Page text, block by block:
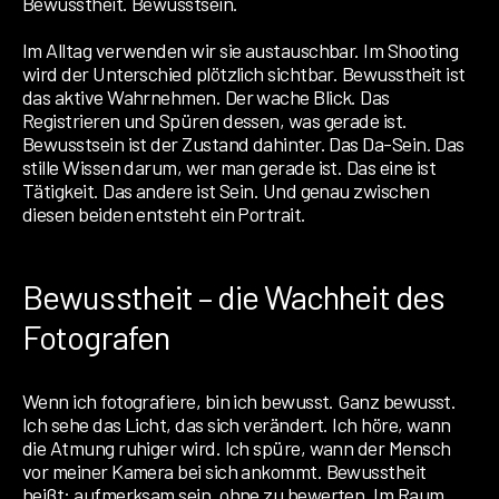
Im Alltag verwenden wir sie austauschbar. Im Shooting
wird der Unterschied plötzlich sichtbar. Bewusstheit ist
das aktive Wahrnehmen. Der wache Blick. Das
Registrieren und Spüren dessen, was gerade ist.
Bewusstsein ist der Zustand dahinter. Das Da-Sein. Das
stille Wissen darum, wer man gerade ist. Das eine ist
Tätigkeit. Das andere ist Sein. Und genau zwischen
diesen beiden entsteht ein Portrait.
Bewusstheit – die Wachheit des
Fotografen
Wenn ich fotografiere, bin ich bewusst. Ganz bewusst.
Ich sehe das Licht, das sich verändert. Ich höre, wann
die Atmung ruhiger wird. Ich spüre, wann der Mensch
vor meiner Kamera bei sich ankommt. Bewusstheit